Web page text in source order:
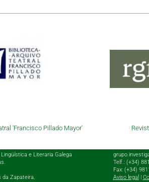
'Francisco Pillado Mayor'
e Literaria Galega
da Zapateira,
Telf.: (+34)
Fax: (+34)
Aviso legal |